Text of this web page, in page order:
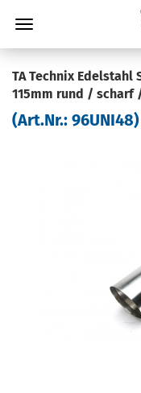
TA Tech­nix
115mm rund / scharf
(Art.Nr.: 96UNI48)